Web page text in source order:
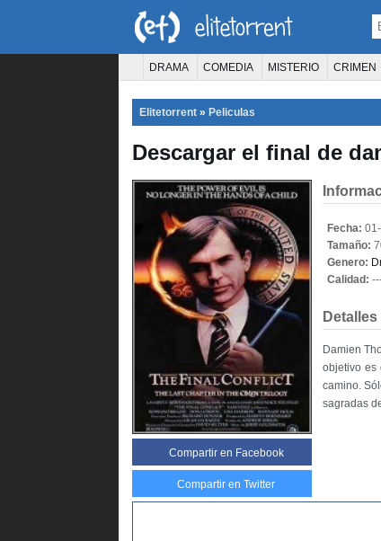
DRAMA COMEDIA MISTERIO CRIMEN
Elitetorrent » Peliculas
Descargar el final de
Compartir en Facebook
Compartir en Twitter
Fecha:
Tamaño:
Genero:
Calidad:
Detalles
Damien
objetivo es
camino.
sagradas